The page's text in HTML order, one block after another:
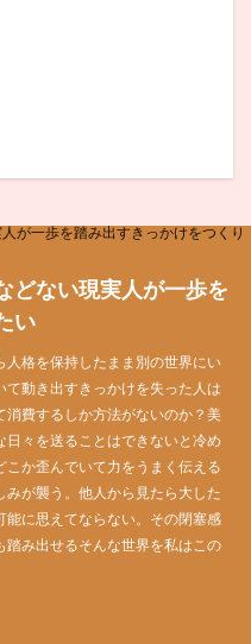
どない現実人が一歩を
い
格を保持したまま別の世界にい
動き出すきっかけを失った人は
費するしか方法がないのか？美
々を送ることはできないと冷め
か歪んでいて力をうまく伝える
が襲う。他人から見たら大した
に思えてならない。その閉塞感
み出せるそんな世界を私はこの